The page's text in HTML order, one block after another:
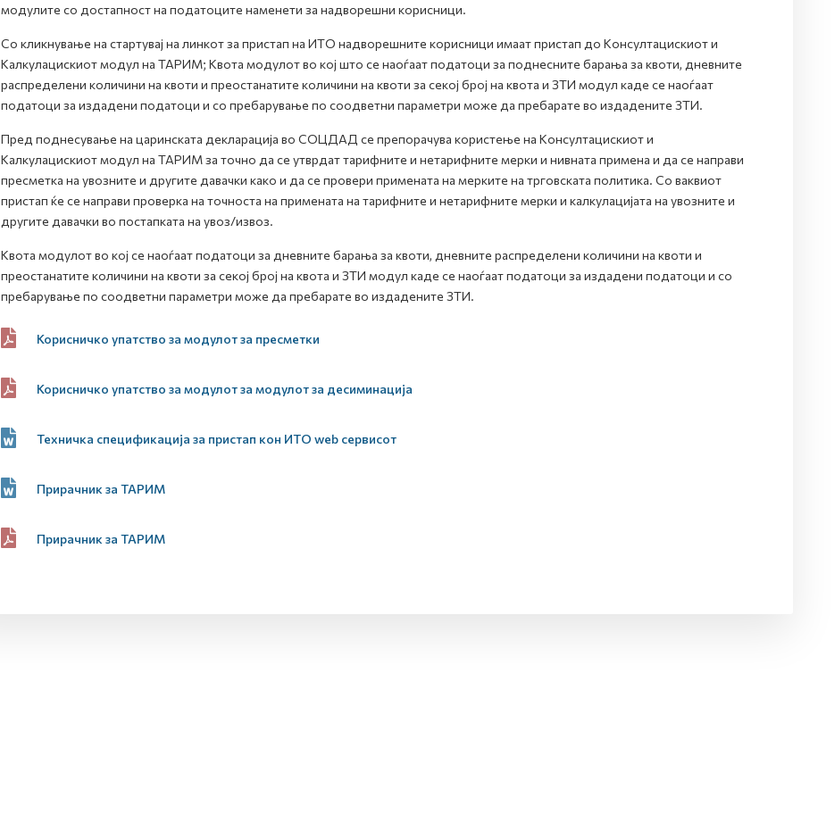
модулите со достапност на податоците наменети за надворешни корисници.
Со кликнување на стартувај на линкот за пристап на ИТО надворешните корисници имаат пристап до Kонсултацискиот и
Kалкулацискиот модул на ТАРИМ; Kвота модулот во кој што се наоѓаат податоци за поднесните барања за квоти, дневните
распределени количини на квоти и преостанатите количини на квоти за секој број на квота и ЗТИ модул каде се наоѓаат
податоци за издадени податоци и со пребарување по соодветни параметри може да пребарате во издадените ЗТИ.
Пред поднесување на царинската декларација во СОЦДАД се препорачува користење на Консултацискиот и
Калкулацискиот модул на ТАРИМ за точно да се утврдат тарифните и нетарифните мерки и нивната примена и да се направи
пресметка на увозните и другите давачки како и да се провери примената на мерките на трговската политика. Со ваквиот
пристап ќе се направи проверка на точноста на примената на тарифните и нетарифните мерки и калкулацијата на увозните и
другите давачки во постапката на увоз/извоз.
Квота модулот во кој се наоѓаат податоци за дневните барања за квоти, дневните распределени количини на квоти и
преостанатите количини на квоти за секој број на квота и ЗТИ модул каде се наоѓаат податоци за издадени податоци и со
пребарување по соодветни параметри може да пребарате во издадените ЗТИ.
Корисничко упатство за модулот за пресметки
Корисничко упатство за модулот за модулот за десиминација
Техничка спецификација за пристап кон ИТО web сервисот
Прирачник за ТАРИМ
Прирачник за ТАРИМ